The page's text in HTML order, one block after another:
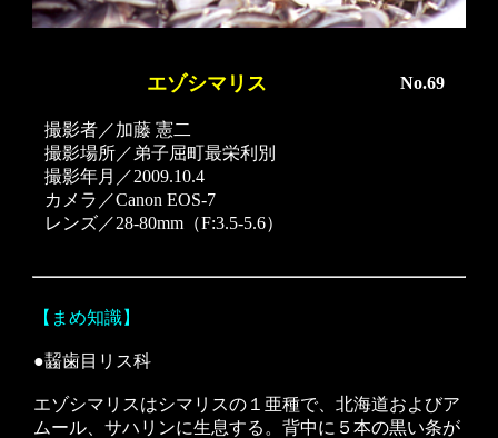
エゾシマリス No.69
撮影者／加藤 憲二
撮影場所／弟子屈町最栄利別
撮影年月／2009.10.4
カメラ／Canon EOS-7
レンズ／28-80mm（F:3.5-5.6）
【まめ知識】
●齧歯目リス科
エゾシマリスはシマリスの１亜種で、北海道およびア
ムール、サハリンに生息する。背中に５本の黒い条が